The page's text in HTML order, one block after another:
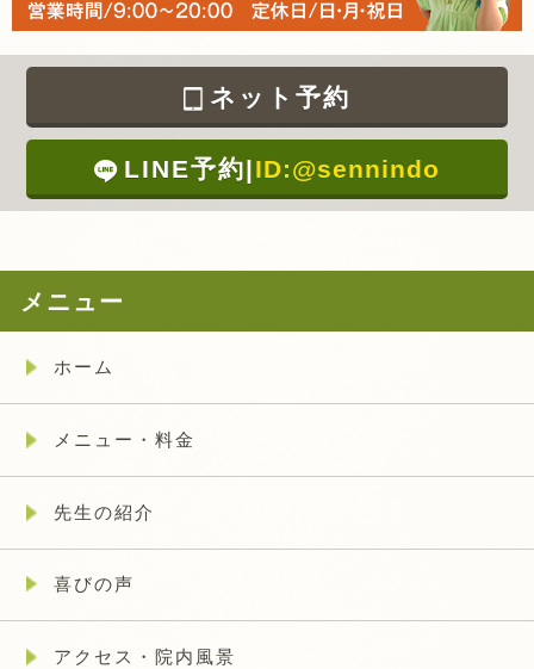
ネット予約
LINE予約|ID:@sennindo
メニュー
ホーム
メニュー・料金
先生の紹介
喜びの声
アクセス・院内風景